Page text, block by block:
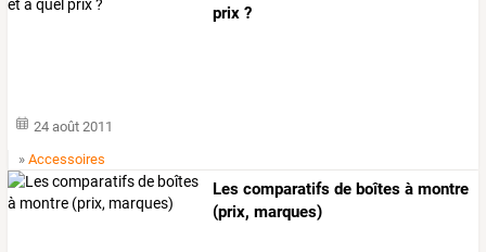
prix ?
24 août 2011
»Accessoires
Les comparatifs de boîtes à montre
(prix, marques)